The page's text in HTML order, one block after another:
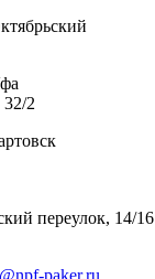
32/2
переулок, 14/16